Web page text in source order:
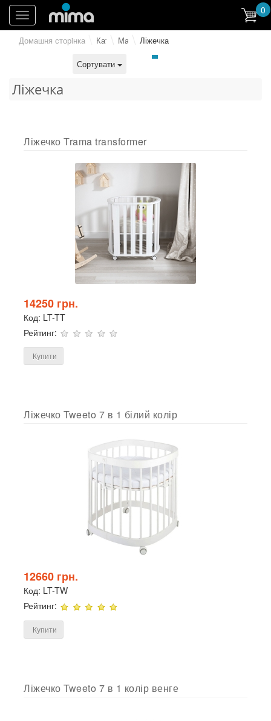
0
Toggle
navigation
Домашня сторiнка КаталогМагазинЛіжечка
Сортувати
Ліжечка
Ліжечко Trama transformer
14250 грн.
Код: LT-TT
Рейтинг:
Купити
Ліжечко Tweeto 7 в 1 білий колір
12660 грн.
Код: LT-TW
Рейтинг:
Купити
Ліжечко Tweeto 7 в 1 колір венге